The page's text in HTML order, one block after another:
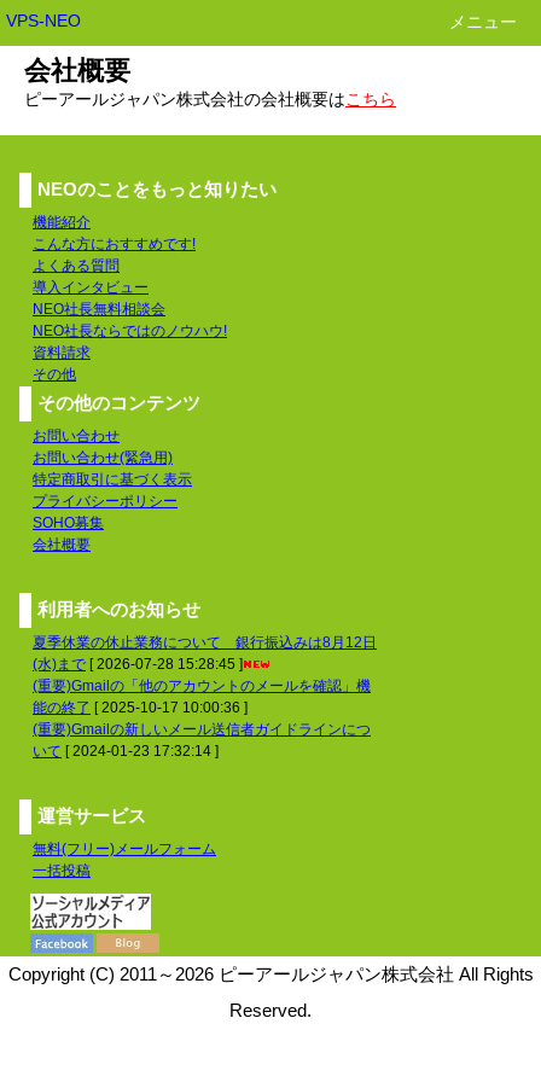
VPS-NEO メニュー
会社概要
ピーアールジャパン株式会社の会社概要はこちら
NEOのことをもっと知りたい
機能紹介
こんな方におすすめです!
よくある質問
導入インタビュー
NEO社長無料相談会
NEO社長ならではのノウハウ!
資料請求
その他
その他のコンテンツ
お問い合わせ
お問い合わせ(緊急用)
特定商取引に基づく表示
プライバシーポリシー
SOHO募集
会社概要
利用者へのお知らせ
夏季休業の休止業務について 銀行振込みは8月12日
(水)まで [ 2026-07-28 15:28:45 ]
(重要)Gmailの「他のアカウントのメールを確認」機
能の終了 [ 2025-10-17 10:00:36 ]
(重要)Gmailの新しいメール送信者ガイドラインにつ
いて [ 2024-01-23 17:32:14 ]
運営サービス
無料(フリー)メールフォーム
一括投稿
Copyright (C) 2011～2026 ピーアールジャパン株式会社 All Rights
Reserved.